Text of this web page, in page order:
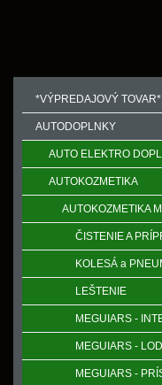
*VÝPREDAJOVÝ TOVAR*
AUTODOPLNKY
AUTO ELEKTRO
AUTOKOZMETIKA
AUTOKOZMETIKA
ČISTENIE A
KOLESÁ a
LEŠTENIE
MEGUIARS -
MEGUIARS -
MEGUIARS -